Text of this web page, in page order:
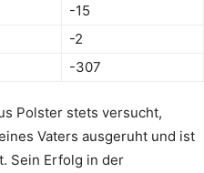
-15
-2
-307
Polster stets versucht,
Vaters ausgeruht und ist
Sein Erfolg in der